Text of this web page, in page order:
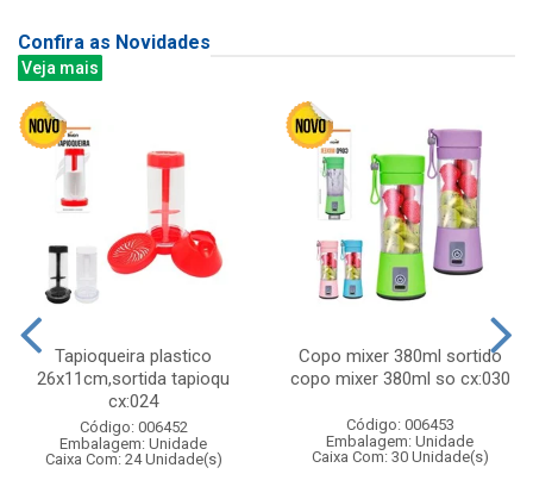
Confira as Novidades
Veja mais
Tapioqueira plastico
26x11cm,sortida tapioqu
cx:024
Código: 006452
Embalagem: Unidade
Caixa Com: 24 Unidade(s)
Copo mixer 380ml sortido
copo mixer 380ml so cx:030
Código: 006453
Embalagem: Unidade
Caixa Com: 30 Unidade(s)